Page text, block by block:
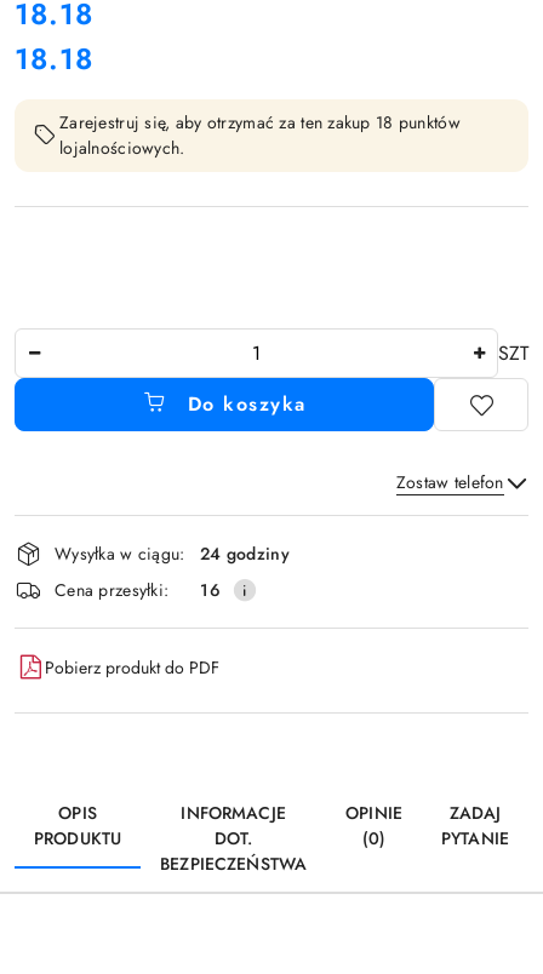
cena:
18.18
Cena:
18.18
Zarejestruj się, aby otrzymać za ten zakup 18 punktów
lojalnościowych.
SZT
Do koszyka
Zostaw telefon
Wyślij
Dostępność
i
dostawa
Wysyłka w ciągu:
24 godziny
Cena przesyłki:
16
Pobierz produkt do PDF
OPIS
PRODUKTU
INFORMACJE
DOT.
BEZPIECZEŃSTWA
OPINIE
(0)
ZADAJ
PYTANIE